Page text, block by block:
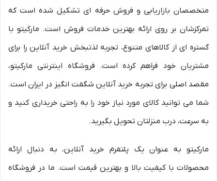
متخصصان بازاریابی و فروش حرفه ای تشکیل شده است که
تمرکزشان بر روی ارائه بهترین خدمات فروش است. مارکیتو با
گستره ای از کالاهای متنوع، تجربه لذتبخش خرید آنلاین را برای
مشتریان خود فراهم کرده است. فروشگاه اینترنتی مارکیتو،
مقصد اصلی برای تجربه خرید آنلاین شگفت انگیز در ایران است.
شما می توانید کالای مورد نیاز خود را به راحتی خریداری کنید و
به سرعت، درب منزلتان تحویل بگیرید.
مارکیتو به عنوان یک پلتفرم خرید آنلاین، به دنبال ارائه
محصولات با کیفیت بالا و بهترین قیمت است. ما در فروشگاه